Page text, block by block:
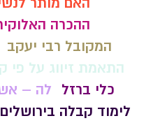
ההכרה
המקובל רבי יעקב
התאמת זיווג על פי
כלי ברזל
לה –
לימוד קבלה בירושלים